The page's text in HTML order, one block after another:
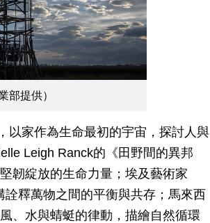
部提供）
以家作為生命最初的宇宙，探討人與
Leigh Ranck的《田野間的異邦
韌綻放的生命力量；埃及藝術家
釋萬物之間的平衡與共存；馬來西
、水與蜻蜓的律動，描繪自然循環